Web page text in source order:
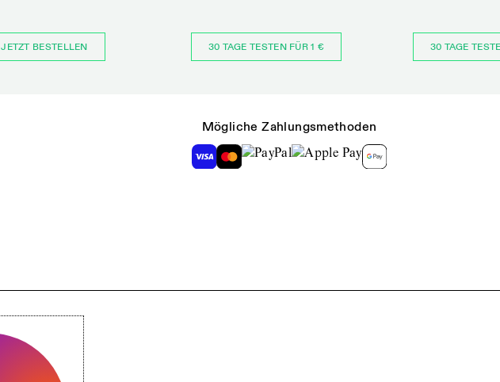
JETZT BESTELLEN 30 TAGE TESTEN FÜR 1 € 30 TAGE
Mögliche Zahlungsmethoden